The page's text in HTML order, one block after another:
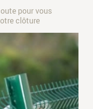
pour vous
clôture